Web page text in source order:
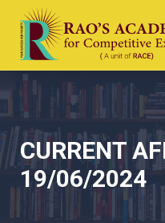
CURRENT
19/06/2024